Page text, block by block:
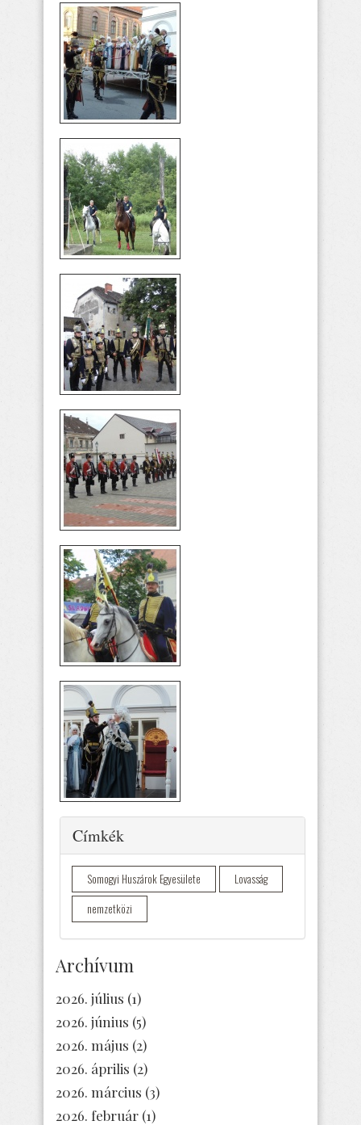
Elrejtés
Címkék
Somogyi Huszárok Egyesülete
Lovasság
nemzetközi
Archívum
2026. július (1)
2026. június (5)
2026. május (2)
2026. április (2)
2026. március (3)
2026. február (1)